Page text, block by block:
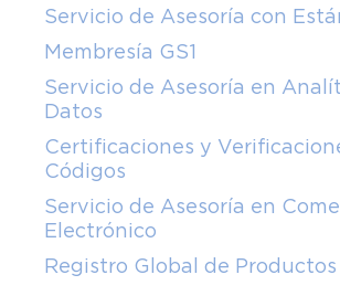
Servicio de Asesoría con
Membresía GS1
Servicio de Asesoría en
Datos
Certificaciones y
Códigos
Servicio de Asesoría en
Electrónico
Registro Global de Productos